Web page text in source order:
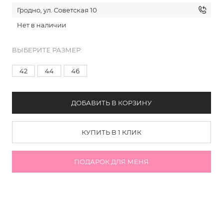
Гродно, ул. Советская 10
Нет в наличии
ВЫБЕРИТЕ РАЗМЕР:
42 44 46
ДОБАВИТЬ В КОРЗИНУ
КУПИТЬ В 1 КЛИК
ПОДАРОК ДЛЯ МЕНЯ